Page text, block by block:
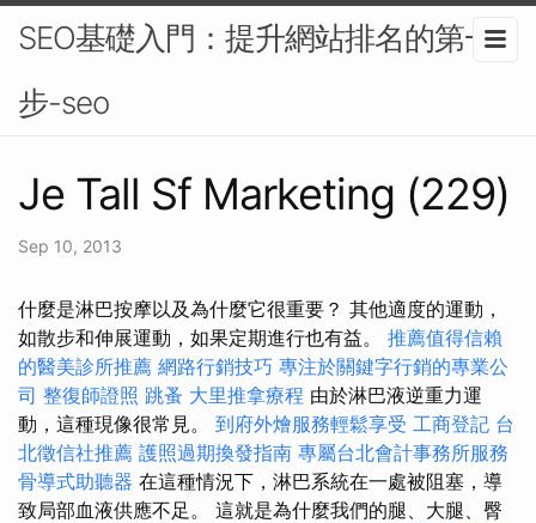
SEO基礎入門：提升網站排名的第一
步-seo
Je Tall Sf Marketing (229)
Sep 10, 2013
什麼是淋巴按摩以及為什麼它很重要？ 其他適度的運動，
如散步和伸展運動，如果定期進行也有益。 推薦值得信賴
的醫美診所推薦 網路行銷技巧 專注於關鍵字行銷的專業公
司 整復師證照 跳蚤 大里推拿療程 由於淋巴液逆重力運
動，這種現像很常見。 到府外燴服務輕鬆享受 工商登記 台
北徵信社推薦 護照過期換發指南 專屬台北會計事務所服務
骨導式助聽器 在這種情況下，淋巴系統在一處被阻塞，導
致局部血液供應不足。 這就是為什麼我們的腿、大腿、臀